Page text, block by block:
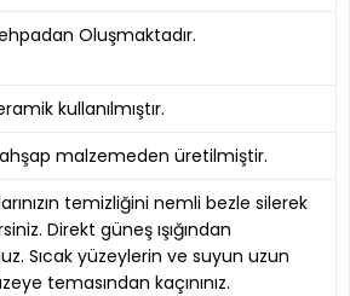
Oluşmaktadır.
kullanılmıştır.
malzemeden üretilmiştir.
temizliğini nemli bezle silerek
Direkt güneş ışığından
Sıcak yüzeylerin ve suyun uzun
temasından kaçınınız.